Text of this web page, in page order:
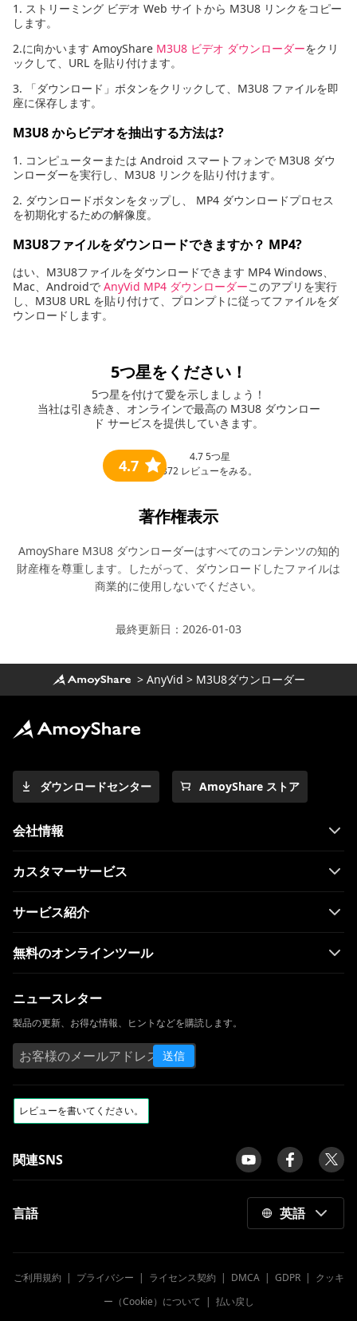
1. ストリーミング ビデオ Web サイトから M3U8 リンクをコピー
します。
2.に向かいます AmoyShare M3U8 ビデオ ダウンローダーをクリ
ックして、URL を貼り付けます。
3. 「ダウンロード」ボタンをクリックして、M3U8 ファイルを即
座に保存します。
M3U8 からビデオを抽出する方法は?
1. コンピューターまたは Android スマートフォンで M3U8 ダウ
ンローダーを実行し、M3U8 リンクを貼り付けます。
2. ダウンロードボタンをタップし、 MP4 ダウンロードプロセス
を初期化するための解像度。
M3U8ファイルをダウンロードできますか？ MP4?
はい、M3U8ファイルをダウンロードできます MP4 Windows、
Mac、Androidで AnyVid MP4 ダウンローダーこのアプリを実行
し、M3U8 URL を貼り付けて、プロンプトに従ってファイルをダ
ウンロードします。
5つ星をください！
5つ星を付けて愛を示しましょう！
当社は引き続き、オンラインで最高の M3U8 ダウンロー
ド サービスを提供していきます。
4.7 4.75つ星
372 レビューをみる。
著作権表示
AmoyShare M3U8 ダウンローダーはすべてのコンテンツの知的
財産権を尊重します。したがって、ダウンロードしたファイルは
商業的に使用しないでください。
最終更新日：2026-01-03
> AnyVid > M3U8ダウンローダー
ダウンロードセンター AmoyShare ストア
会社情報
カスタマーサービス
サービス紹介
無料のオンラインツール
ニュースレター
製品の更新、お得な情報、ヒントなどを購読します。
送信
関連SNS
言語 英語
ご利用規約 | プライバシー | ライセンス契約 | DMCA| GDPR| クッキ
ー（Cookie）について | 払い戻し